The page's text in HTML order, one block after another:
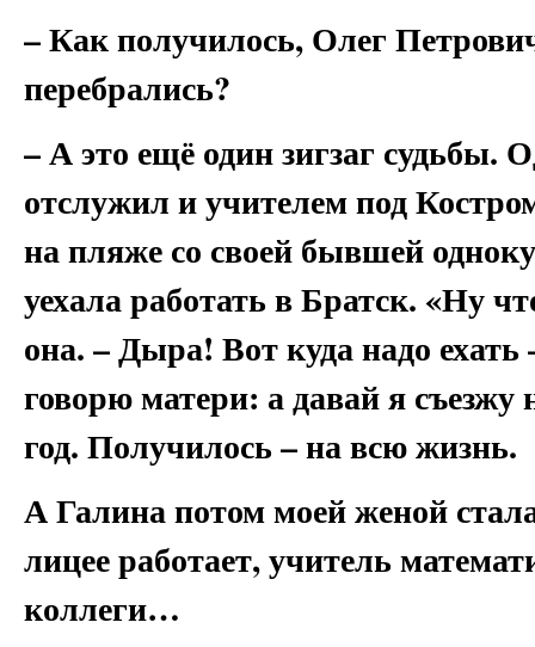
– Как получилось, Олег
перебрались?
– А это ещё один зигзаг
отслужил и учителем под
на пляже со своей бывшей
уехала работать в Братск. «Ну
она. – Дыра! Вот куда надо
говорю матери: а давай я
год. Получилось – на всю жизнь.
А Галина потом моей женой
лицее работает, учитель
коллеги…